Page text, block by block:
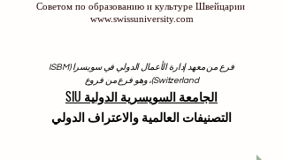
Советом по образованию и культуре Швейцарии
www.swissuniversity.com
فرع من معهد إدارة الأعمال الدولي في سويسرا (ISBM
Switzerland)، وهو فرع من فروع
الجامعة السويسرية الدولية SIU
التصنيفات العالمية والاعتراف الدولي